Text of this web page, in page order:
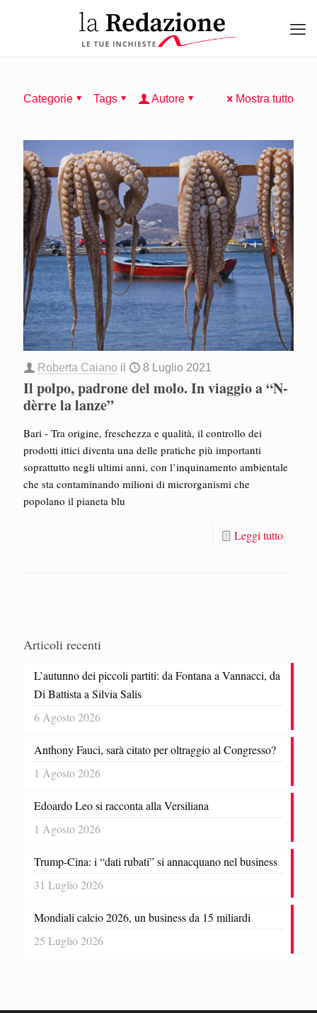
Categorie Tags Autore Mostra tutto
Roberta Caiano il 8 Luglio 2021
Il polpo, padrone del molo. In viaggio a “N-
dèrre la lanze”
Bari - Tra origine, freschezza e qualità, il controllo dei
prodotti ittici diventa una delle pratiche più importanti
soprattutto negli ultimi anni, con l’inquinamento ambientale
che sta contaminando milioni di microrganismi che
popolano il pianeta blu
Leggi tutto
Articoli recenti
L’autunno dei piccoli partiti: da Fontana a Vannacci, da
Di Battista a Silvia Salis
6 Agosto 2026
Anthony Fauci, sarà citato per oltraggio al Congresso?
1 Agosto 2026
Edoardo Leo si racconta alla Versiliana
1 Agosto 2026
Trump-Cina: i “dati rubati” si annacquano nel business
31 Luglio 2026
Mondiali calcio 2026, un business da 15 miliardi
25 Luglio 2026